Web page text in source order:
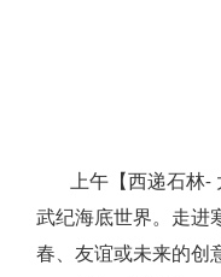
上午【西递石林-
武纪海底世界。走进
春、友谊或未来的创